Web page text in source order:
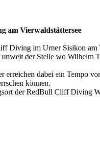
am Vierwaldstättersee
Diving im Urner Sisikon am
der Stelle wo Wilhelm
dabei ein Tempo
können.
der RedBull Cliff Diving